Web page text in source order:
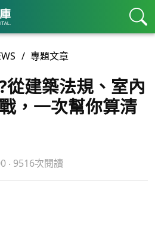
專題文章
從建築法規、室內
，一次幫你算清
‧ 9516次閱讀